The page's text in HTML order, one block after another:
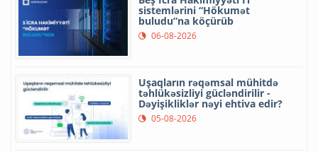
sistemlərini “Hökumət
buludu”na köçürüb
06-08-2026
Uşaqların rəqəmsal mühitdə
təhlükəsizliyi gücləndirilir -
Dəyişikliklər nəyi ehtiva edir?
05-08-2026